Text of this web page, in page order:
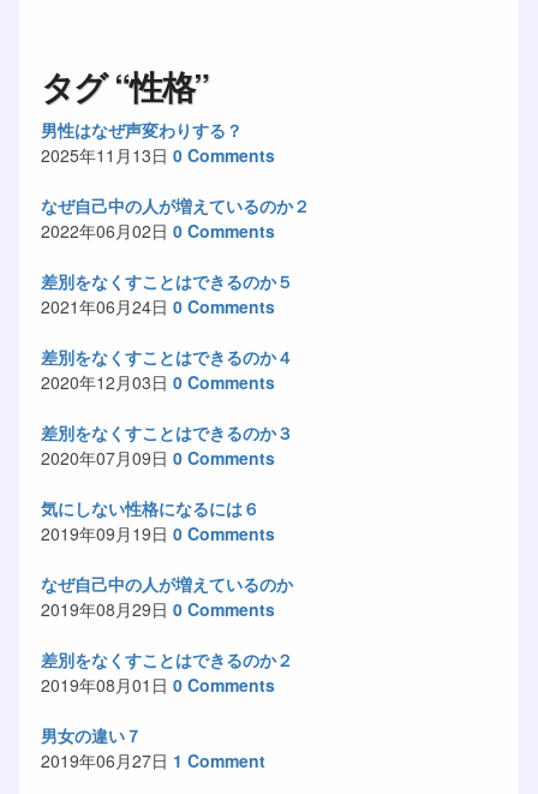
タグ “性格”
男性はなぜ声変わりする？
2025年11月13日 0 Comments
なぜ自己中の人が増えているのか２
2022年06月02日 0 Comments
差別をなくすことはできるのか５
2021年06月24日 0 Comments
差別をなくすことはできるのか４
2020年12月03日 0 Comments
差別をなくすことはできるのか３
2020年07月09日 0 Comments
気にしない性格になるには６
2019年09月19日 0 Comments
なぜ自己中の人が増えているのか
2019年08月29日 0 Comments
差別をなくすことはできるのか２
2019年08月01日 0 Comments
男女の違い７
2019年06月27日 1 Comment